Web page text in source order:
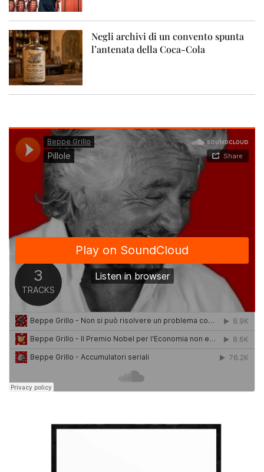
Negli archivi di un convento spunta
l’antenata della Coca-Cola